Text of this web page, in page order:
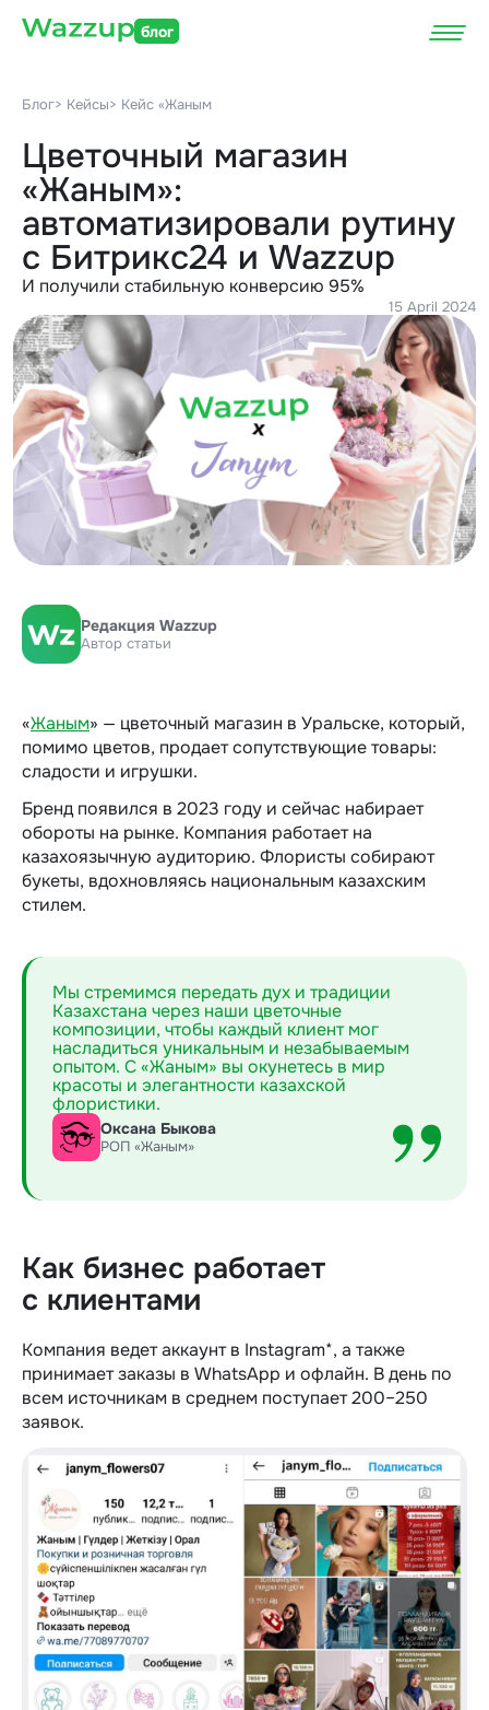
блог
Блог> Кейсы> Кейс «Жаным
Цветочный магазин
«Жаным»:
автоматизировали рутину
с Битрикс24 и Wazzup
И получили стабильную конверсию 95%
15 April 2024
Редакция Wazzup
Автор статьи
«Жаным» — цветочный магазин в Уральске, который,
помимо цветов, продает сопутствующие товары:
сладости и игрушки.
Бренд появился в 2023 году и сейчас набирает
обороты на рынке. Компания работает на
казахоязычную аудиторию. Флористы собирают
букеты, вдохновляясь национальным казахским
стилем.
Мы стремимся передать дух и традиции
Казахстана через наши цветочные
композиции, чтобы каждый клиент мог
насладиться уникальным и незабываемым
опытом. С «Жаным» вы окунетесь в мир
красоты и элегантности казахской
флористики.
Оксана Быкова
РОП «Жаным»
Как бизнес работает
с клиентами
Компания ведет аккаунт в Instagram*, а также
принимает заказы в WhatsApp и офлайн. В день по
всем источникам в среднем поступает 200–250
заявок.